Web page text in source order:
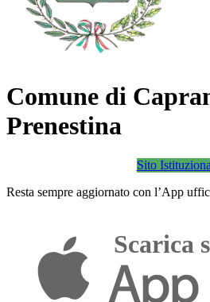
Comune di
Prenestina
Sito
Resta sempre aggiornato con l’App